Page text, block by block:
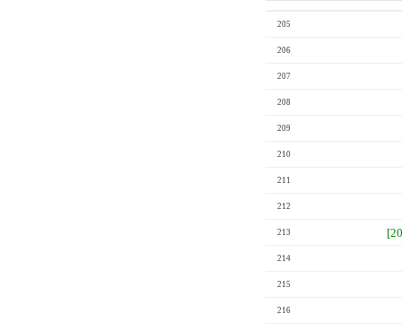
205
206
207
208
209
210
211
212
213
214
215
216